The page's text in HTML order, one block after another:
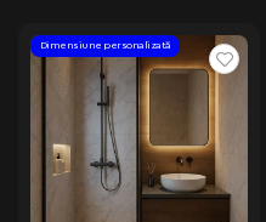
Dimensiune personalizată